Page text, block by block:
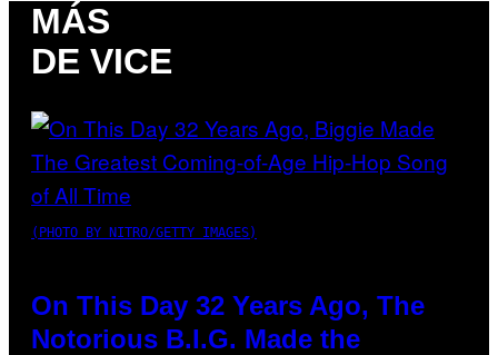
MÁS
DE VICE
(PHOTO BY NITRO/GETTY IMAGES)
On This Day 32 Years Ago, The
Notorious B.I.G. Made the